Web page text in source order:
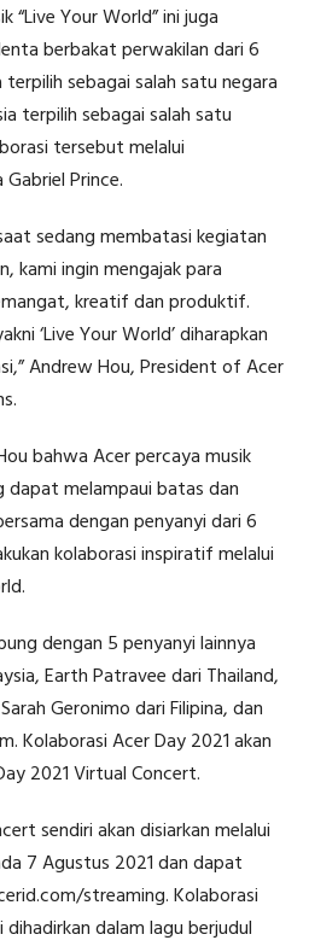
“Live Your World” ini juga
berbakat perwakilan dari 6
sebagai salah satu negara
terpilih sebagai salah satu
tersebut melalui
Prince.
sedang membatasi kegiatan
kami ingin mengajak para
kreatif dan produktif.
‘Live Your World’ diharapkan
Andrew Hou, President of Acer
bahwa Acer percaya musik
dapat melampaui batas dan
dengan penyanyi dari 6
kolaborasi inspiratif melalui
dengan 5 penyanyi lainnya
Earth Patravee dari Thailand,
Geronimo dari Filipina, dan
Kolaborasi Acer Day 2021 akan
2021 Virtual Concert.
sendiri akan disiarkan melalui
7 Agustus 2021 dan dapat
streaming. Kolaborasi
dalam lagu berjudul